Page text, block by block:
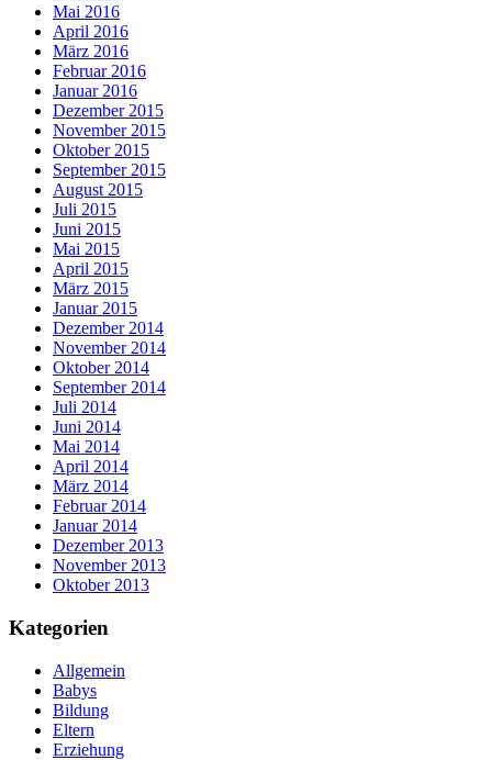
Mai 2016
April 2016
März 2016
Februar 2016
Januar 2016
Dezember 2015
November 2015
Oktober 2015
September 2015
August 2015
Juli 2015
Juni 2015
Mai 2015
April 2015
März 2015
Januar 2015
Dezember 2014
November 2014
Oktober 2014
September 2014
Juli 2014
Juni 2014
Mai 2014
April 2014
März 2014
Februar 2014
Januar 2014
Dezember 2013
November 2013
Oktober 2013
Kategorien
Allgemein
Babys
Bildung
Eltern
Erziehung